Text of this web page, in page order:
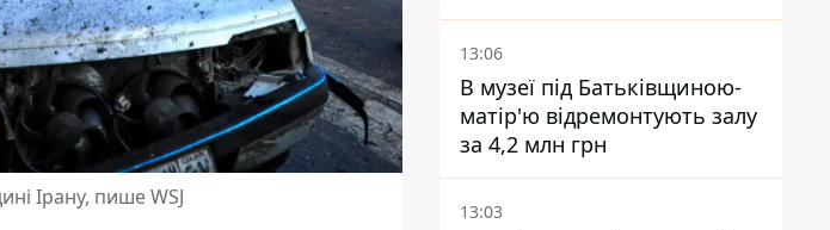
Ірану, пише WSJ
військовий
13:06
В музеї під Батьківщиною-
матір'ю відремонтують залу
за 4,2 млн грн
13:03